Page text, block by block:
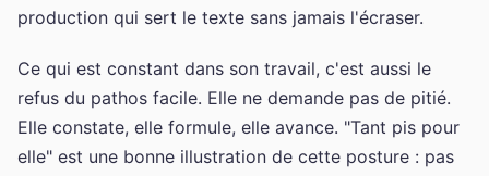
production qui sert le texte sans jamais l'écraser.
Ce qui est constant dans son travail, c'est aussi le
refus du pathos facile. Elle ne demande pas de pitié.
Elle constate, elle formule, elle avance. "Tant pis pour
elle" est une bonne illustration de cette posture : pas